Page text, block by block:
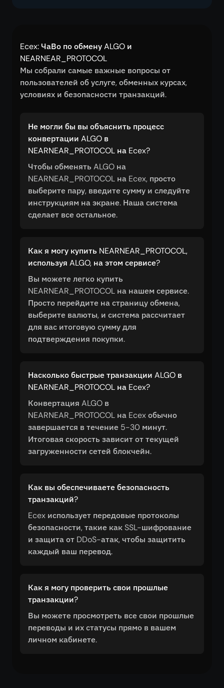
Ecex: ЧаВо по обмену ALGO и
NEARNEAR_PROTOCOL
Мы собрали самые важные вопросы от
пользователей об услуге, обменных курсах,
условиях и безопасности транзакций.
Не могли бы вы объяснить процесс
конвертации ALGO в
NEARNEAR_PROTOCOL на Ecex?
Чтобы обменять ALGO на
NEARNEAR_PROTOCOL на Ecex, просто
выберите пару, введите сумму и следуйте
инструкциям на экране. Наша система
сделает все остальное.
Как я могу купить NEARNEAR_PROTOCOL,
используя ALGO, на этом сервисе?
Вы можете легко купить
NEARNEAR_PROTOCOL на нашем сервисе.
Просто перейдите на страницу обмена,
выберите валюты, и система рассчитает
для вас итоговую сумму для
подтверждения покупки.
Насколько быстрые транзакции ALGO в
NEARNEAR_PROTOCOL на Ecex?
Конвертация ALGO в
NEARNEAR_PROTOCOL на Ecex обычно
завершается в течение 5-30 минут.
Итоговая скорость зависит от текущей
загруженности сетей блокчейн.
Как вы обеспечиваете безопасность
транзакций?
Ecex использует передовые протоколы
безопасности, такие как SSL-шифрование
и защита от DDoS-атак, чтобы защитить
каждый ваш перевод.
Как я могу проверить свои прошлые
транзакции?
Вы можете просмотреть все свои прошлые
переводы и их статусы прямо в вашем
личном кабинете.